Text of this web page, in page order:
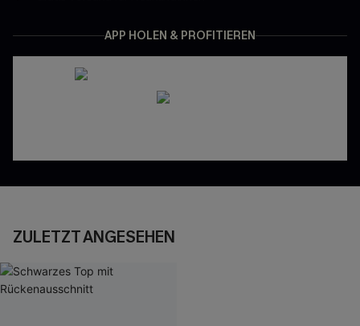
APP HOLEN & PROFITIEREN
ZULETZT ANGESEHEN